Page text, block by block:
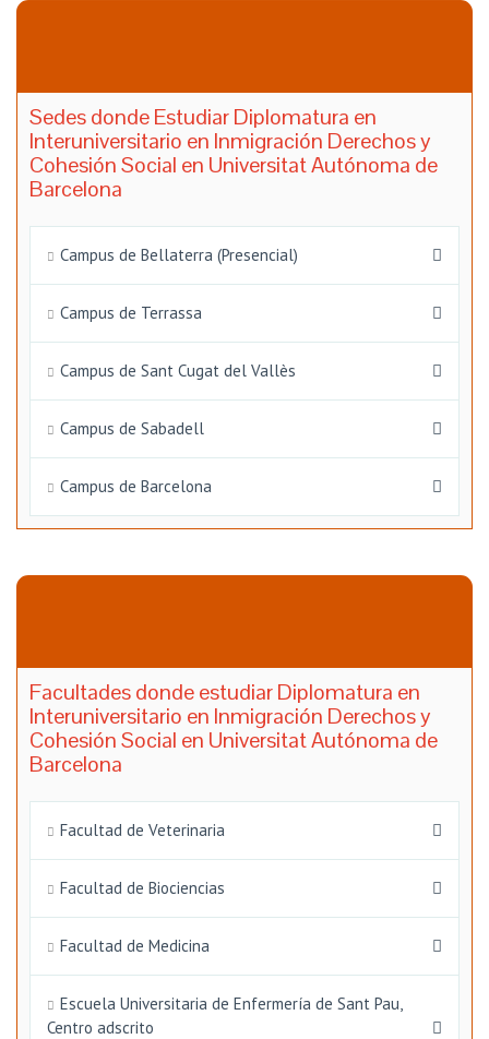
Sedes donde Estudiar Diplomatura en
Interuniversitario en Inmigración Derechos y
Cohesión Social en Universitat Autónoma de
Barcelona
Campus de Bellaterra (Presencial)
Campus de Terrassa
Campus de Sant Cugat del Vallès
Campus de Sabadell
Campus de Barcelona
Facultades donde estudiar Diplomatura en
Interuniversitario en Inmigración Derechos y
Cohesión Social en Universitat Autónoma de
Barcelona
Facultad de Veterinaria
Facultad de Biociencias
Facultad de Medicina
Escuela Universitaria de Enfermería de Sant Pau,
Centro adscrito